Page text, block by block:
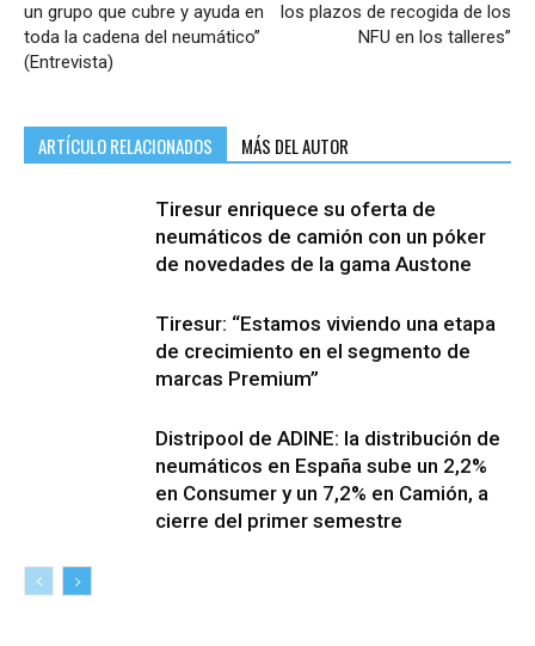
un grupo que cubre y ayuda en
toda la cadena del neumático”
(Entrevista)
los plazos de recogida de los
NFU en los talleres”
ARTÍCULO RELACIONADOS MÁS DEL AUTOR
Tiresur enriquece su oferta de
neumáticos de camión con un póker
de novedades de la gama Austone
Tiresur: “Estamos viviendo una etapa
de crecimiento en el segmento de
marcas Premium”
Distripool de ADINE: la distribución de
neumáticos en España sube un 2,2%
en Consumer y un 7,2% en Camión, a
cierre del primer semestre